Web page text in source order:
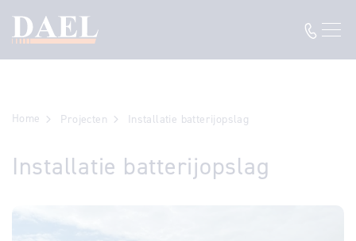
Home Projecten Installatie batterijopslag
Installatie batterijopslag